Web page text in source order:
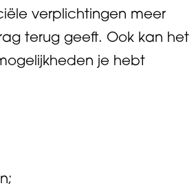
verplichtingen meer
terug geeft. Ook kan het
je hebt